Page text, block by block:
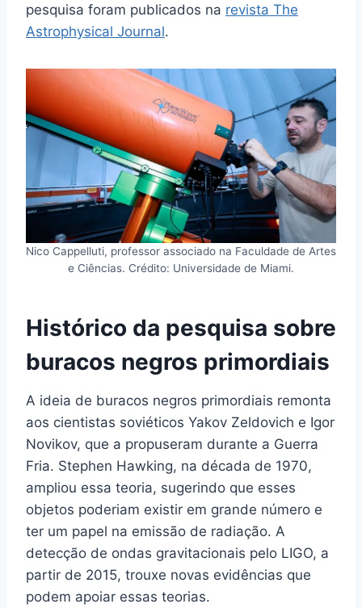
pesquisa foram publicados na revista The
Astrophysical Journal.
Nico Cappelluti, professor associado na Faculdade de Artes
e Ciências. Crédito: Universidade de Miami.
Histórico da pesquisa sobre
buracos negros primordiais
A ideia de buracos negros primordiais remonta
aos cientistas soviéticos Yakov Zeldovich e Igor
Novikov, que a propuseram durante a Guerra
Fria. Stephen Hawking, na década de 1970,
ampliou essa teoria, sugerindo que esses
objetos poderiam existir em grande número e
ter um papel na emissão de radiação. A
detecção de ondas gravitacionais pelo LIGO, a
partir de 2015, trouxe novas evidências que
podem apoiar essas teorias.